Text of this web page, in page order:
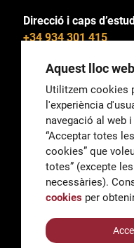
Direcció i caps
+34 934 301 415
General
Informació
Tràmits de secretaria
Aquest lloc
Utilitzem cookies
l'experiència
navegació al web
“Acceptar totes
cookies” que
totes” (excepte
necessàries).
cookies per